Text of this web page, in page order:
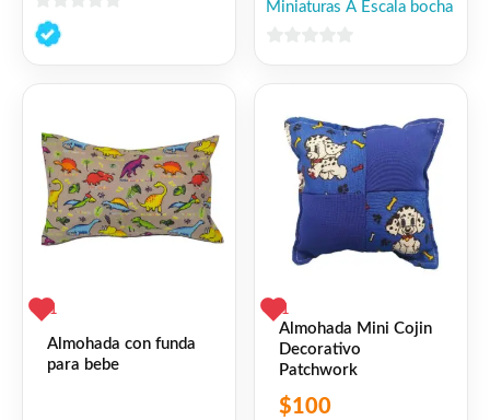
0
de
Miniaturas A Escala bocha
1
Almohada con funda
para bebe
1
Almohada Mini Cojin
Decorativo
Patchwork
$100